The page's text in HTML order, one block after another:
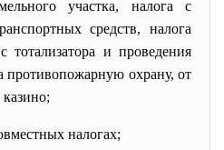
участка, налога с
средств, налога
тотализатора и проведения
противопожарную охрану, от
налогах;